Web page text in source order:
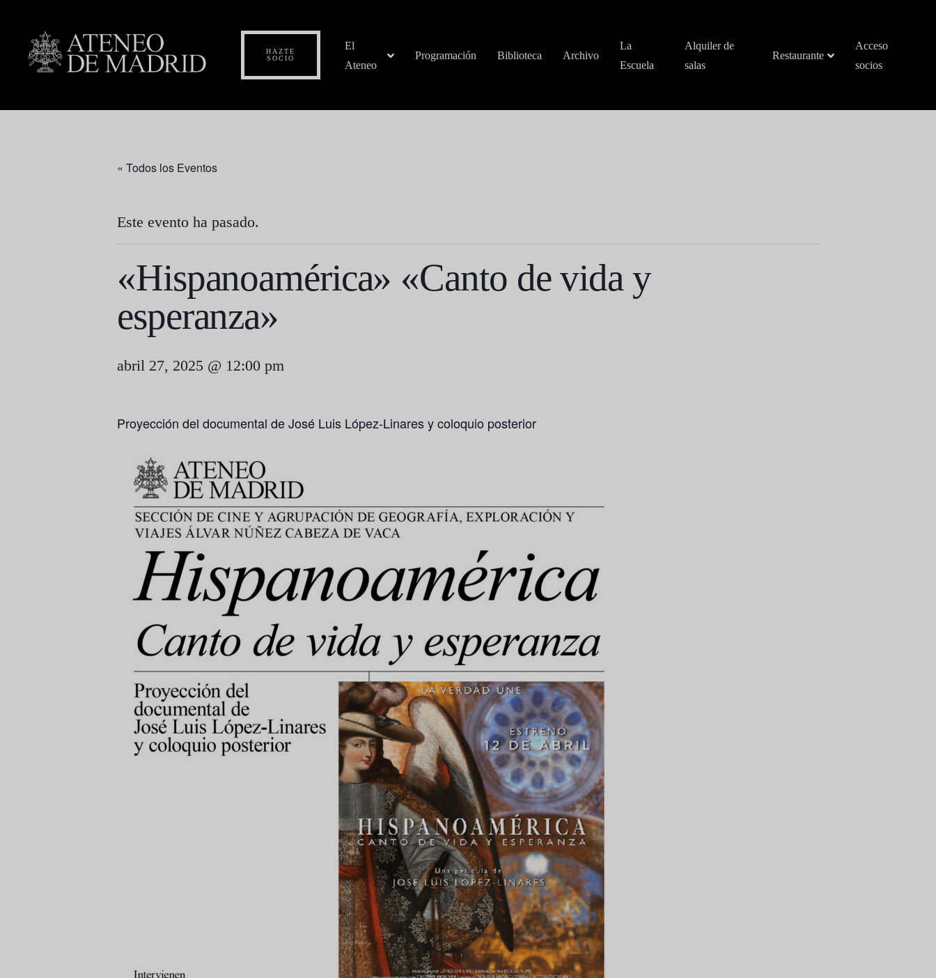
HAZTE
SOCIO
El
Ateneo
Programación Biblioteca Archivo
La
Escuela
Alquiler de
salas
Restaurante
Acceso
socios
« Todos los Eventos
Este evento ha pasado.
«Hispanoamérica» «Canto de vida y
esperanza»
abril 27, 2025 @ 12:00 pm
Proyección del documental de José Luis López-Linares y coloquio posterior